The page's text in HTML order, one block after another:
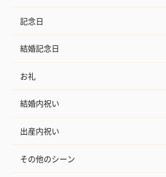
記念日
結婚記念日
お礼
結婚内祝い
出産内祝い
その他のシーン